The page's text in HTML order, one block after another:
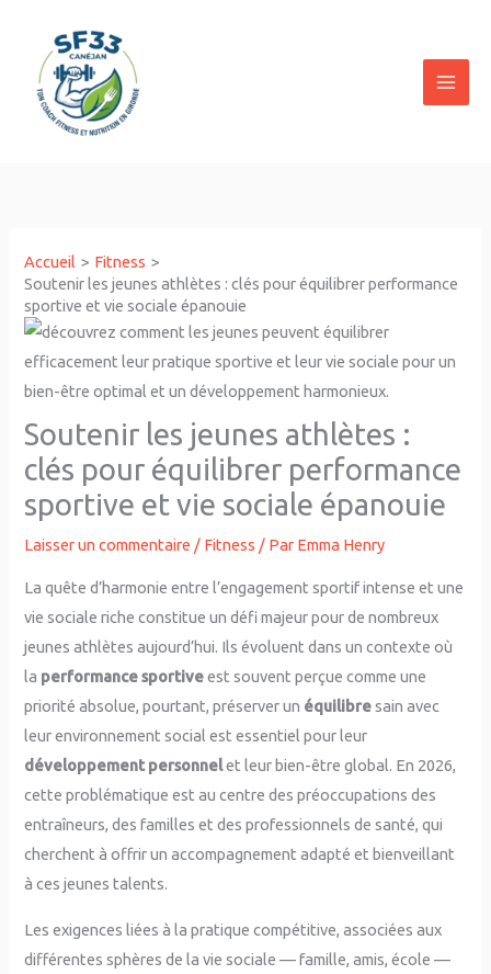
contenu
Accueil
Fitness
Soutenir les jeunes athlètes : clés pour équilibrer performance
sportive et vie sociale épanouie
Soutenir les jeunes athlètes :
clés pour équilibrer performance
sportive et vie sociale épanouie
Laisser un commentaire / Fitness / Par Emma Henry
La quête d’harmonie entre l’engagement sportif intense et une
vie sociale riche constitue un défi majeur pour de nombreux
jeunes athlètes aujourd’hui. Ils évoluent dans un contexte où
la performance sportiveest souvent perçue comme une
priorité absolue, pourtant, préserver un équilibresain avec
leur environnement social est essentiel pour leur
développement personnelet leur bien-être global. En 2026,
cette problématique est au centre des préoccupations des
entraîneurs, des familles et des professionnels de santé, qui
cherchent à offrir un accompagnement adapté et bienveillant
à ces jeunes talents.
Les exigences liées à la pratique compétitive, associées aux
différentes sphères de la vie sociale — famille, amis, école —